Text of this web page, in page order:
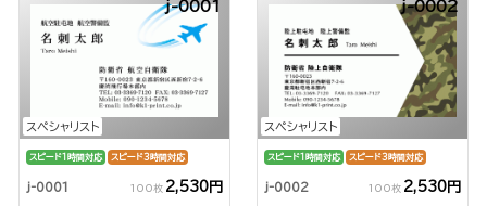
スペシャリスト
j-0001
スピード1時間対応 スピード3時間対応
j-0001 100枚 2,530円
スペシャリスト
j-0002
スピード1時間対応 スピード3時間対応
j-0002 100枚 2,530円